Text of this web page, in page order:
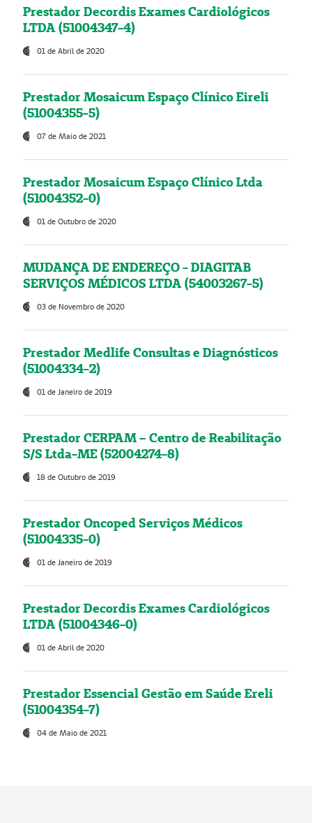
Prestador Decordis Exames Cardiológicos
LTDA (51004347-4)
01 de Abril de 2020
Prestador Mosaicum Espaço Clínico Eireli
(51004355-5)
07 de Maio de 2021
Prestador Mosaicum Espaço Clínico Ltda
(51004352-0)
01 de Outubro de 2020
MUDANÇA DE ENDEREÇO - DIAGITAB
SERVIÇOS MÉDICOS LTDA (54003267-5)
03 de Novembro de 2020
Prestador Medlife Consultas e Diagnósticos
(51004334-2)
01 de Janeiro de 2019
Prestador CERPAM – Centro de Reabilitação
S/S Ltda-ME (52004274-8)
18 de Outubro de 2019
Prestador Oncoped Serviços Médicos
(51004335-0)
01 de Janeiro de 2019
Prestador Decordis Exames Cardiológicos
LTDA (51004346-0)
01 de Abril de 2020
Prestador Essencial Gestão em Saúde Ereli
(51004354-7)
04 de Maio de 2021